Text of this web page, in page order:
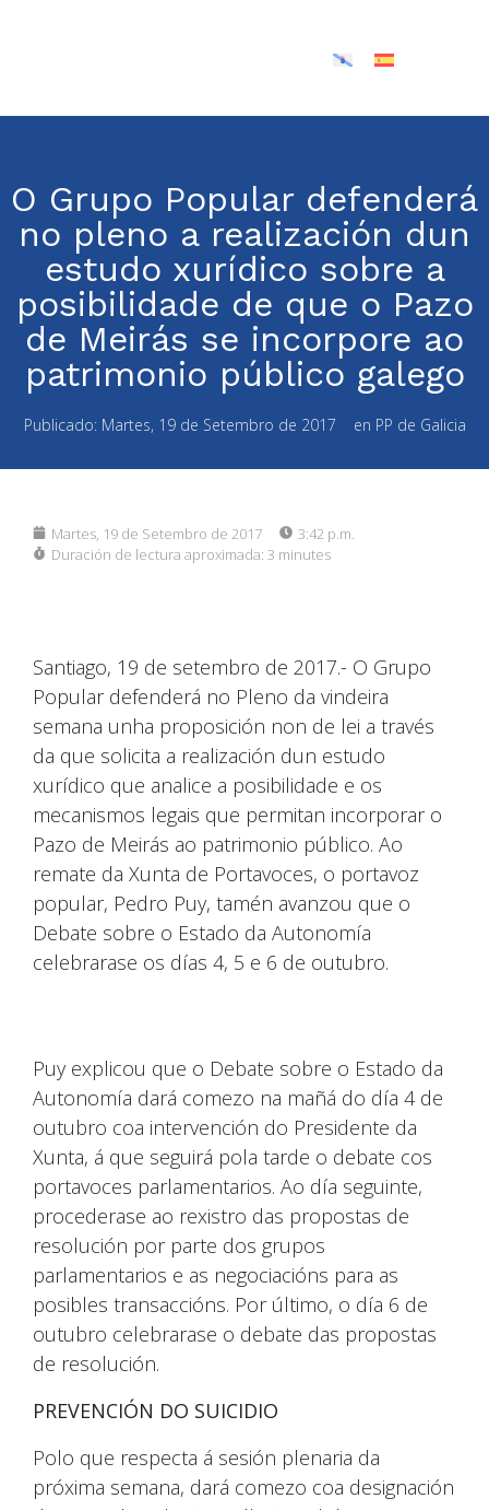
O Grupo Popular defenderá
no pleno a realización dun
estudo xurídico sobre a
posibilidade de que o Pazo
de Meirás se incorpore ao
patrimonio público galego
Publicado: Martes, 19 de Setembro de 2017 en PP de Galicia
Martes, 19 de Setembro de 2017
3:42 p.m.
Duración de lectura aproximada: 3 minutes
Santiago, 19 de setembro de 2017.- O Grupo
Popular defenderá no Pleno da vindeira
semana unha proposición non de lei a través
da que solicita a realización dun estudo
xurídico que analice a posibilidade e os
mecanismos legais que permitan incorporar o
Pazo de Meirás ao patrimonio público. Ao
remate da Xunta de Portavoces, o portavoz
popular, Pedro Puy, tamén avanzou que o
Debate sobre o Estado da Autonomía
celebrarase os días 4, 5 e 6 de outubro.
Puy explicou que o Debate sobre o Estado da
Autonomía dará comezo na mañá do día 4 de
outubro coa intervención do Presidente da
Xunta, á que seguirá pola tarde o debate cos
portavoces parlamentarios. Ao día seguinte,
procederase ao rexistro das propostas de
resolución por parte dos grupos
parlamentarios e as negociacións para as
posibles transaccións. Por último, o día 6 de
outubro celebrarase o debate das propostas
de resolución.
PREVENCIÓN DO SUICIDIO
Polo que respecta á sesión plenaria da
próxima semana, dará comezo coa designación